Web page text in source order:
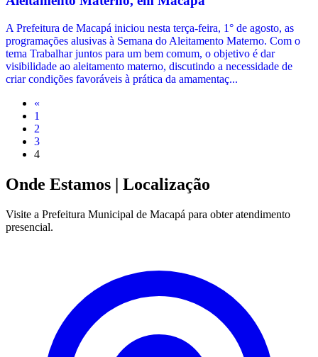
A Prefeitura de Macapá iniciou nesta terça-feira, 1° de agosto, as
programações alusivas à Semana do Aleitamento Materno. Com o
tema Trabalhar juntos para um bem comum, o objetivo é dar
visibilidade ao aleitamento materno, discutindo a necessidade de
criar condições favoráveis à prática da amamentaç...
«
1
2
3
4
Onde Estamos | Localização
Visite a Prefeitura Municipal de Macapá para obter atendimento
presencial.